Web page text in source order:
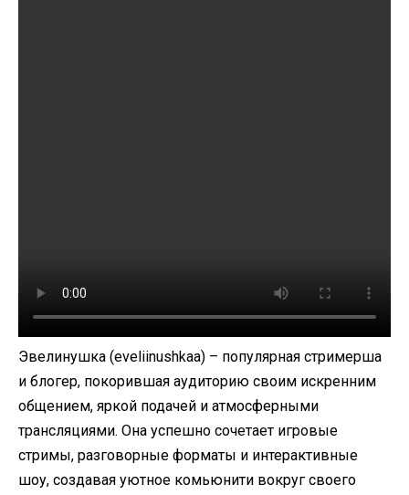
Эвелинушка (eveliinushkaa) – популярная стримерша
и блогер, покорившая аудиторию своим искренним
общением, яркой подачей и атмосферными
трансляциями. Она успешно сочетает игровые
стримы, разговорные форматы и интерактивные
шоу, создавая уютное комьюнити вокруг своего